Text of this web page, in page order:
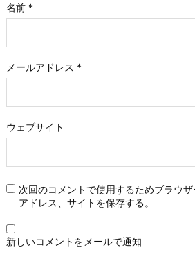
名前 *
メールアドレス *
ウェブサイト
次回のコメントで使用するためブラウ
アドレス、サイトを保存する。
新しいコメントをメールで通知